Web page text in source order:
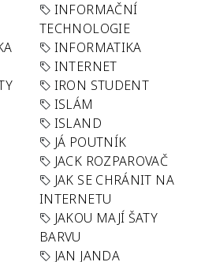
INFORMAČNÍ
TECHNOLOGIE
INFORMATIKA
INTERNET
IRON STUDENT
ISLÁM
ISLAND
JÁ POUTNÍK
JACK ROZPAROVAČ
JAK SE CHRÁNIT NA
INTERNETU
JAKOU MAJÍ ŠATY
BARVU
JAN JANDA